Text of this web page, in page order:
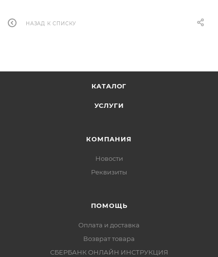
НАЗАД К СПИСКУ
КАТАЛОГ
УСЛУГИ
КОМПАНИЯ
Новости
Реквизиты
ПОМОЩЬ
Оплата и доставка
Возврат товара
СБЕРБАНК ОНЛАЙН ИНСТРУКЦИЯ